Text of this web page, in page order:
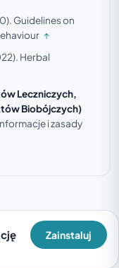
Guidelines on
↑
Herbal
Leczniczych,
Biobójczych)
i zasady
Zainstaluj